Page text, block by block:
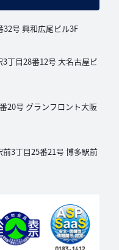
32号興和広尾ビル3F
丁目28番12号 大名古屋ビ
20号 グランフロント大阪
3丁目25番21号 博多駅前